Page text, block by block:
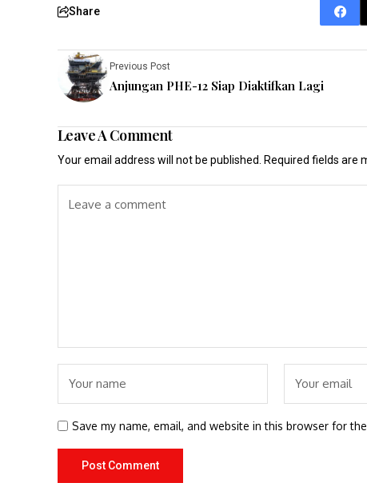
Share
Previous Post
Anjungan PHE-12 Siap Diaktifkan Lagi
Leave A Comment
Your email address will not be published. Required fields are
Save my name, email, and website in this browser for